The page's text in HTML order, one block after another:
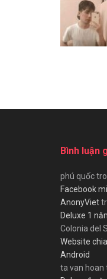
Bình luận
phú quốc
Facebook
AnonyViet
Deluxe 1
Colonia del
Website
Android
ta van hoan